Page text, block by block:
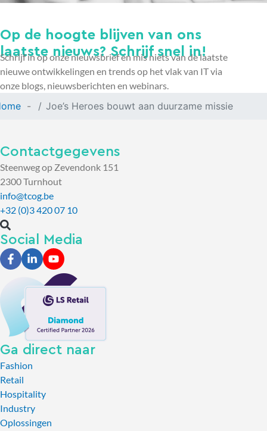
Op de hoogte blijven van ons
laatste nieuws? Schrijf snel in!
Schrijf in op onze nieuwsbrief en mis niets van de laatste
nieuwe ontwikkelingen en trends op het vlak van IT via
onze blogs, nieuwsberichten en webinars.
Joe’s Heroes bouwt aan duurzame missie
Contactgegevens
Steenweg op Zevendonk 151
2300 Turnhout
info@tcog.be
+32 (0)3 420 07 10
Social Media
Ga direct naar
Fashion
Retail
Hospitality
Industry
Oplossingen